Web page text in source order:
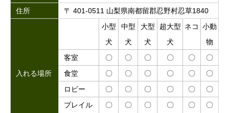
住所
〒 401-0511 山梨県南都留郡忍野村忍草1840
入れる場所
小型
犬
中型
犬
大型
犬
超大型
犬
ネコ 小動
物
客室
〇 〇 〇 〇 〇
〇
食堂
〇 〇 〇 〇 〇
〇
ロビー
〇 〇 〇 〇 〇
〇
プレイル
〇 〇 〇 〇 〇 〇